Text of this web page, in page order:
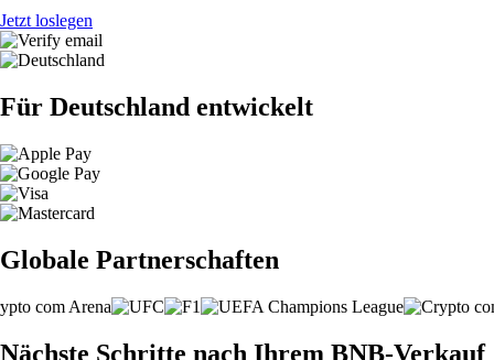
Jetzt loslegen
Für Deutschland entwickelt
Globale Partnerschaften
Nächste Schritte nach Ihrem BNB-Verkauf